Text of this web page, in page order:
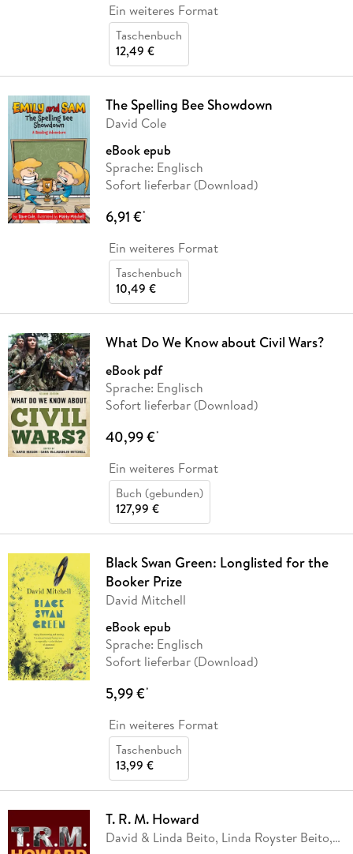
Ein weiteres Format
Taschenbuch
12,49 €
The Spelling Bee Showdown
David Cole
eBook epub
Sprache: Englisch
Sofort lieferbar (Download)
6,91 €*
Ein weiteres Format
Taschenbuch
10,49 €
What Do We Know about Civil Wars?
eBook pdf
Sprache: Englisch
Sofort lieferbar (Download)
40,99 €*
Ein weiteres Format
Buch (gebunden)
127,99 €
Black Swan Green: Longlisted for the
Booker Prize
David Mitchell
eBook epub
Sprache: Englisch
Sofort lieferbar (Download)
5,99 €*
Ein weiteres Format
Taschenbuch
13,99 €
T. R. M. Howard
David & Linda Beito, Linda Royster Beito,